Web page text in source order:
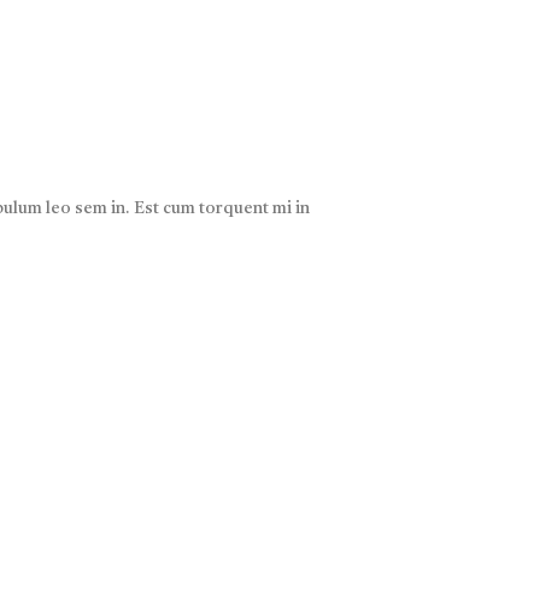
leo sem in. Est cum torquent mi in